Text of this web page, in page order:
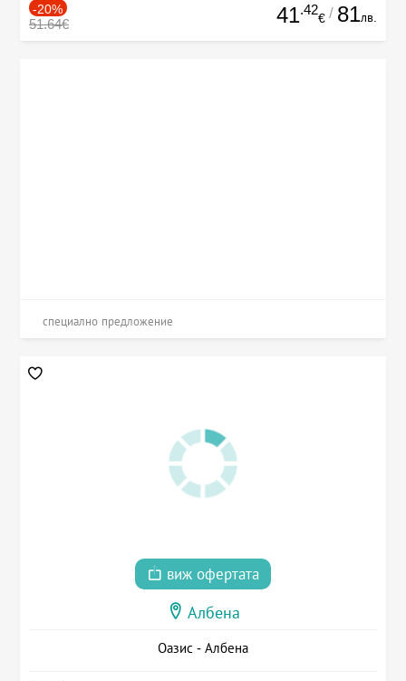
-20%
51.64€ 41.42
€ / 81лв.
специално предложение
виж офертата
Албена
Оазис - Албена